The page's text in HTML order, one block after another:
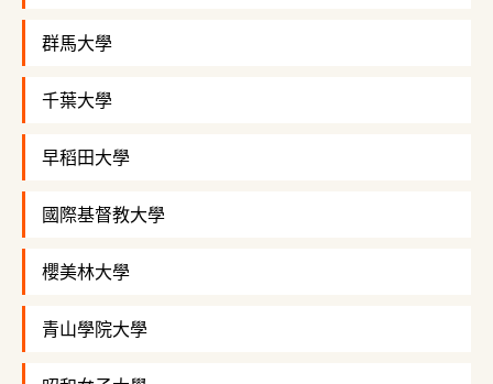
群馬大學
千葉大學
早稻田大學
國際基督教大學
櫻美林大學
青山學院大學